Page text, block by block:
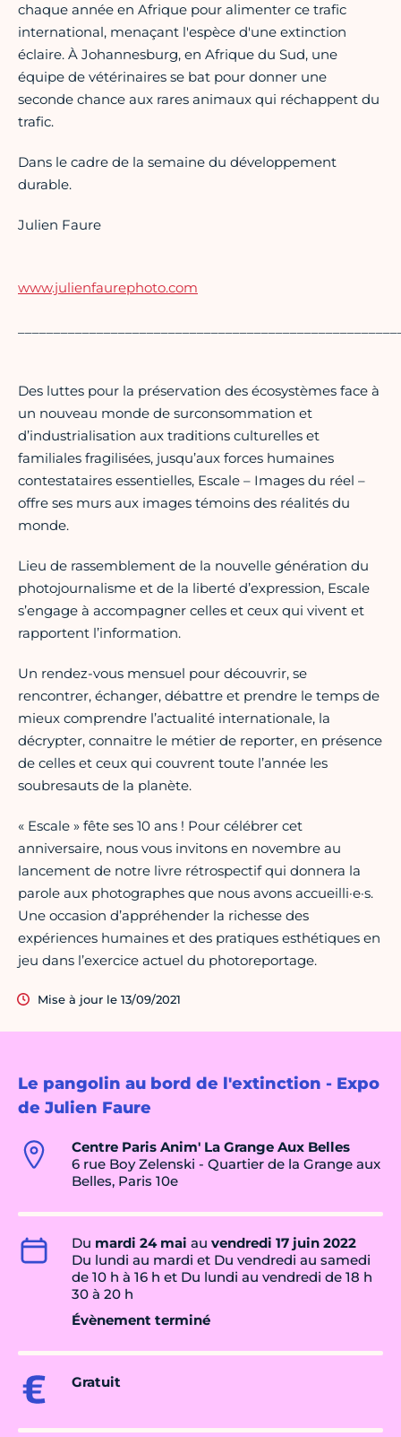
Le pangolin au bord de l'extinction - Expo
de Julien Faure
Centre Paris Anim' La Grange Aux Belles
6 rue Boy Zelenski - Quartier de la Grange aux
Belles, Paris 10e
Du mardi 24 mai au vendredi 17 juin 2022
Du lundi au mardi et Du vendredi au samedi
de 10 h à 16 h et Du lundi au vendredi de 18 h
30 à 20 h
Évènement terminé
Gratuit
chaque année en Afrique pour alimenter ce trafic
international, menaçant l'espèce d'une extinction
éclaire. À Johannesburg, en Afrique du Sud, une
équipe de vétérinaires se bat pour donner une
seconde chance aux rares animaux qui réchappent du
trafic.
Dans le cadre de la semaine du développement
durable.
Julien Faure
www.julienfaurephoto.com
Des luttes pour la préservation des écosystèmes face à
un nouveau monde de surconsommation et
d’industrialisation aux traditions culturelles et
familiales fragilisées, jusqu’aux forces humaines
contestataires essentielles, Escale – Images du réel –
offre ses murs aux images témoins des réalités du
monde.
Lieu de rassemblement de la nouvelle génération du
photojournalisme et de la liberté d’expression, Escale
s’engage à accompagner celles et ceux qui vivent et
rapportent l’information.
Un rendez-vous mensuel pour découvrir, se
rencontrer, échanger, débattre et prendre le temps de
mieux comprendre l’actualité internationale, la
décrypter, connaitre le métier de reporter, en présence
de celles et ceux qui couvrent toute l’année les
soubresauts de la planète.
« Escale » fête ses 10 ans ! Pour célébrer cet
anniversaire, nous vous invitons en novembre au
lancement de notre livre rétrospectif qui donnera la
parole aux photographes que nous avons accueilli·e·s.
Une occasion d’appréhender la richesse des
expériences humaines et des pratiques esthétiques en
jeu dans l’exercice actuel du photoreportage.
Mise à jour le 13/09/2021